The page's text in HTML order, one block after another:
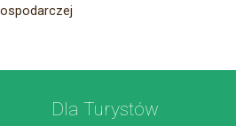
Dla Turystów